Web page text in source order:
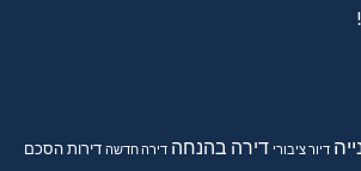
דיור ציבורי דירה בהנחה דירה חדשה דירותהסכם